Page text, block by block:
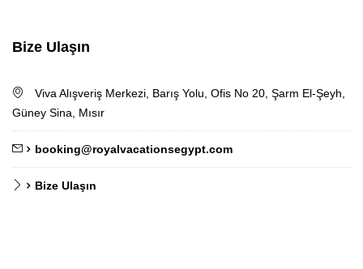
Bize Ulaşın
Viva Alışveriş Merkezi, Barış Yolu, Ofis No 20, Şarm El-Şeyh,
Güney Sina, Mısır
booking@royalvacationsegypt.com
Bize Ulaşın
Chinese
Norwegian